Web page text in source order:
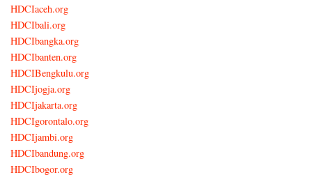
HDCIaceh.org
HDCIbali.org
HDCIbangka.org
HDCIbanten.org
HDCIBengkulu.org
HDCIjogja.org
HDCIjakarta.org
HDCIgorontalo.org
HDCIjambi.org
HDCIbandung.org
HDCIbogor.org